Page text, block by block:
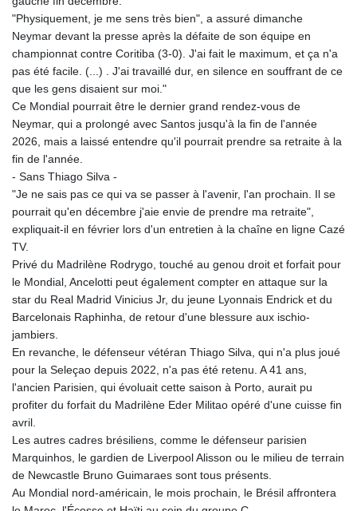
"Physiquement, je me sens très bien", a assuré dimanche
Neymar devant la presse après la défaite de son équipe en
championnat contre Coritiba (3-0). J'ai fait le maximum, et ça n'a
pas été facile. (...) . J'ai travaillé dur, en silence en souffrant de ce
que les gens disaient sur moi."
Ce Mondial pourrait être le dernier grand rendez-vous de
Neymar, qui a prolongé avec Santos jusqu'à la fin de l'année
2026, mais a laissé entendre qu'il pourrait prendre sa retraite à la
fin de l'année.
- Sans Thiago Silva -
"Je ne sais pas ce qui va se passer à l'avenir, l'an prochain. Il se
pourrait qu'en décembre j'aie envie de prendre ma retraite",
expliquait-il en février lors d'un entretien à la chaîne en ligne Cazé
TV.
Privé du Madrilène Rodrygo, touché au genou droit et forfait pour
le Mondial, Ancelotti peut également compter en attaque sur la
star du Real Madrid Vinicius Jr, du jeune Lyonnais Endrick et du
Barcelonais Raphinha, de retour d'une blessure aux ischio-
jambiers.
En revanche, le défenseur vétéran Thiago Silva, qui n'a plus joué
pour la Seleçao depuis 2022, n'a pas été retenu. A 41 ans,
l'ancien Parisien, qui évoluait cette saison à Porto, aurait pu
profiter du forfait du Madrilène Eder Militao opéré d'une cuisse fin
avril.
Les autres cadres brésiliens, comme le défenseur parisien
Marquinhos, le gardien de Liverpool Alisson ou le milieu de terrain
de Newcastle Bruno Guimaraes sont tous présents.
Au Mondial nord-américain, le mois prochain, le Brésil affrontera